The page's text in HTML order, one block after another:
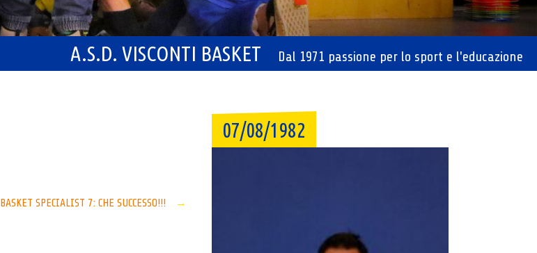
A.S.D. VISCONTI BASKET Dal 1971 passione per lo sport e l'educazione
BASKET SPECIALIST 7: CHE SUCCESSO!!! →
07/08/1982